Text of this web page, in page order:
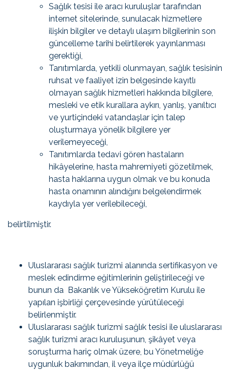
Sağlık tesisi ile aracı kuruluşlar tarafından
internet sitelerinde, sunulacak hizmetlere
ilişkin bilgiler ve detaylı ulaşım bilgilerinin son
güncelleme tarihi belirtilerek yayınlanması
gerektiği,
Tanıtımlarda, yetkili olunmayan, sağlık tesisinin
ruhsat ve faaliyet izin belgesinde kayıtlı
olmayan sağlık hizmetleri hakkında bilgilere,
mesleki ve etik kurallara aykırı, yanlış, yanıltıcı
ve yurtiçindeki vatandaşlar için talep
oluşturmaya yönelik bilgilere yer
verilemeyeceği,
Tanıtımlarda tedavi gören hastaların
hikâyelerine, hasta mahremiyeti gözetilmek,
hasta haklarına uygun olmak ve bu konuda
hasta onamının alındığını belgelendirmek
kaydıyla yer verilebileceği,
belirtilmiştir.
Uluslararası sağlık turizmi alanında sertifikasyon ve
meslek edindirme eğitimlerinin geliştirileceği ve
bunun da Bakanlık ve Yükseköğretim Kurulu ile
yapılan işbirliği çerçevesinde yürütüleceği
belirlenmiştir.
Uluslararası sağlık turizmi sağlık tesisi ile uluslararası
sağlık turizmi aracı kuruluşunun, şikâyet veya
soruşturma hariç olmak üzere, bu Yönetmeliğe
uygunluk bakımından, il veya ilçe müdürlüğü